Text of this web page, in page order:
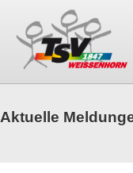
Aktuelle